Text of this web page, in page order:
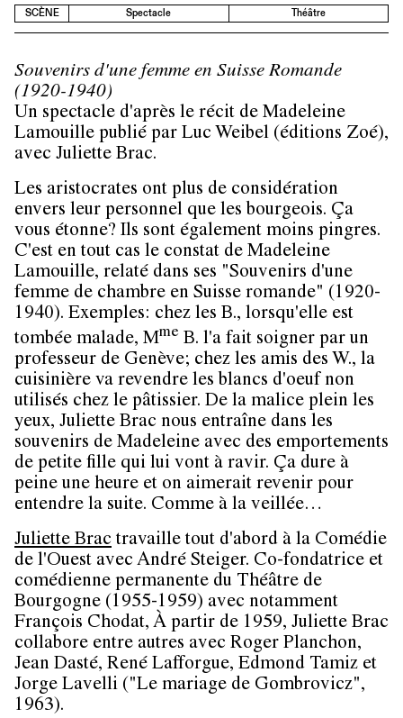
SCÈNE Spectacle Théâtre
Souvenirs d'une femme en Suisse Romande
(1920-1940)
Un spectacle d'après le récit de Madeleine
Lamouille publié par Luc Weibel (éditions Zoé),
avec Juliette Brac.
Les aristocrates ont plus de considération
envers leur personnel que les bourgeois. Ça
vous étonne? Ils sont également moins pingres.
C'est en tout cas le constat de Madeleine
Lamouille, relaté dans ses "Souvenirs d'une
femme de chambre en Suisse romande" (1920-
1940). Exemples: chez les B., lorsqu'elle est
tombée malade, Mme B. l'a fait soigner par un
professeur de Genève; chez les amis des W., la
cuisinière va revendre les blancs d'oeuf non
utilisés chez le pâtissier. De la malice plein les
yeux, Juliette Brac nous entraîne dans les
souvenirs de Madeleine avec des emportements
de petite fille qui lui vont à ravir. Ça dure à
peine une heure et on aimerait revenir pour
entendre la suite. Comme à la veillée…
Juliette Brac travaille tout d'abord à la Comédie
de l'Ouest avec André Steiger. Co-fondatrice et
comédienne permanente du Théâtre de
Bourgogne (1955-1959) avec notamment
François Chodat, À partir de 1959, Juliette Brac
collabore entre autres avec Roger Planchon,
Jean Dasté, René Lafforgue, Edmond Tamiz et
Jorge Lavelli ("Le mariage de Gombrovicz",
1963).